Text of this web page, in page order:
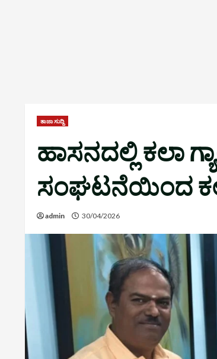
ತಾಜಾ ಸುದ್ದಿ
ಹಾಸನದಲ್ಲಿ ಕಲಾ
ಸಂಘಟನೆಯಿಂದ
admin 30/04/2026